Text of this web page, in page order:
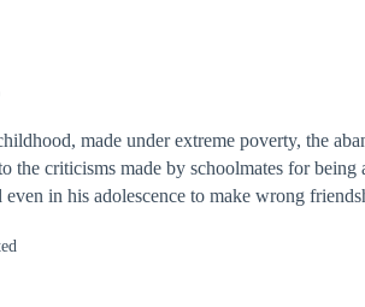
with, enter his office. What will she do now
made under extreme poverty, the
the criticisms made by schoolmates for
in his adolescence to make wrong
rethink his values, profoundly changing his